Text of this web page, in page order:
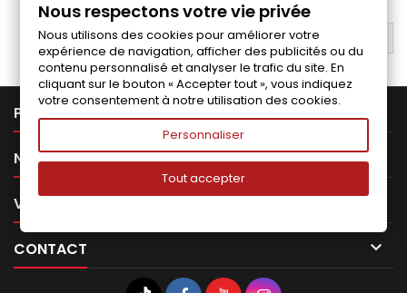
RETOUR EN HAUT
PRODUITS
NOTRE SOCIÉTÉ 
VOTRE COMPTE 
CONTACT 
Nous respectons votre vie privée
Nous utilisons des cookies pour améliorer votre
expérience de navigation, afficher des publicités ou du
contenu personnalisé et analyser le trafic du site. En
cliquant sur le bouton « Accepter tout », vous indiquez
votre consentement à notre utilisation des cookies.
Personnaliser
Tout accepter